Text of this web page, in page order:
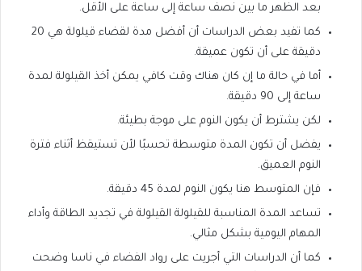
بعد الظهر ما بين نصف ساعة إلى ساعة على الأقل.
كما تفيد بعض الدراسات أن أفضل مدة لقضاء قيلولة هي 20
دقيقة على أن تكون عميقة.
أما في حالة ما إن كان هناك وقت كافي يمكن أخذ القيلولة لمدة
ساعة إلى 90 دقيقة.
لكن يشترط أن يكون النوم على موجة بطيئة.
يفضل أن تكون المدة متوسطة تحسبًا لأن تستيقظ أثناء فترة
النوم العميق.
فإن المتوسط هنا يكون النوم لمدة 45 دقيقة.
تساعد المدة المناسبة للقيلولة القيلولة في تجديد الطاقة وأداء
المهام اليومية بشكل مثالي.
كما أن الدراسات التي أجريت على رواد الفضاء في ناسا وضحت